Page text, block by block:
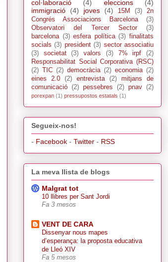
col·laboració
(4) eleccions
(4)
immigració
(4) joves (4) 15M (3)
2n
Congrés Associacions Barcelona
(3)
Observatori del Tercer Sector
(3)
barcelona (3) esfera política (3) finalitats
socials (3) president (3) sector associatiu
(3)
societat (3) valors (3) 7% irpf
(2)
Responsabilitat Social Corporativa (RSC)
(2) TIC (2) democràcia (2) economia (2)
eines 2.0
(2) entrevista (2)
mitjans de
comunicació (2) pessebres (2) pnav (2)
porexpan (1) pressupostos estatals (1)
Segueix-nos!
- Facebook - Twitter - RSS
La meva llista de blogs
Malgrat tot
10 llibres per Sant Jordi
Fa 3 mesos
VENT DE CARA
Dissenyar nous mapes
d’esperança: la proposta educativa
de Lleó XIV
Fa 5 mesos